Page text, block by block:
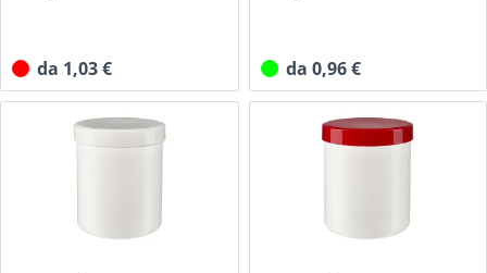
da 1,03 € da 0,96 €